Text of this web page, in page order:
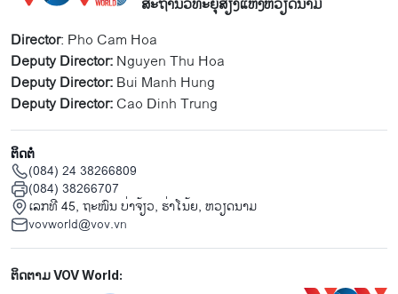
Director: Pho Cam Hoa
Deputy Director:Nguyen Thu Hoa
Deputy Director:Bui Manh Hung
Deputy Director:Cao Dinh Trung
ຕິດຕໍ່
(084) 24 38266809
(084) 38266707
ເລກທີ 45, ຖະໜົນ ບ່າ​ຈ້ຽວ, ຮ່າ​ໂນ້ຍ, ຫວຽດນາມ
vovworld@vov.vn
Mạng xã hội
ຕິດຕາມ VOV World: